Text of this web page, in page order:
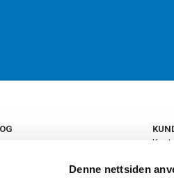
Denne nettsiden